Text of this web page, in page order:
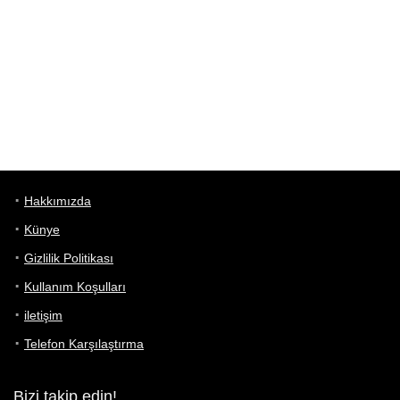
Hakkımızda
Künye
Gizlilik Politikası
Kullanım Koşulları
iletişim
Telefon Karşılaştırma